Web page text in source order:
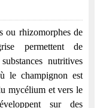
ou rhizomorphes de
permettent de
nutritives
le champignon est
mycélium et vers le
sur des